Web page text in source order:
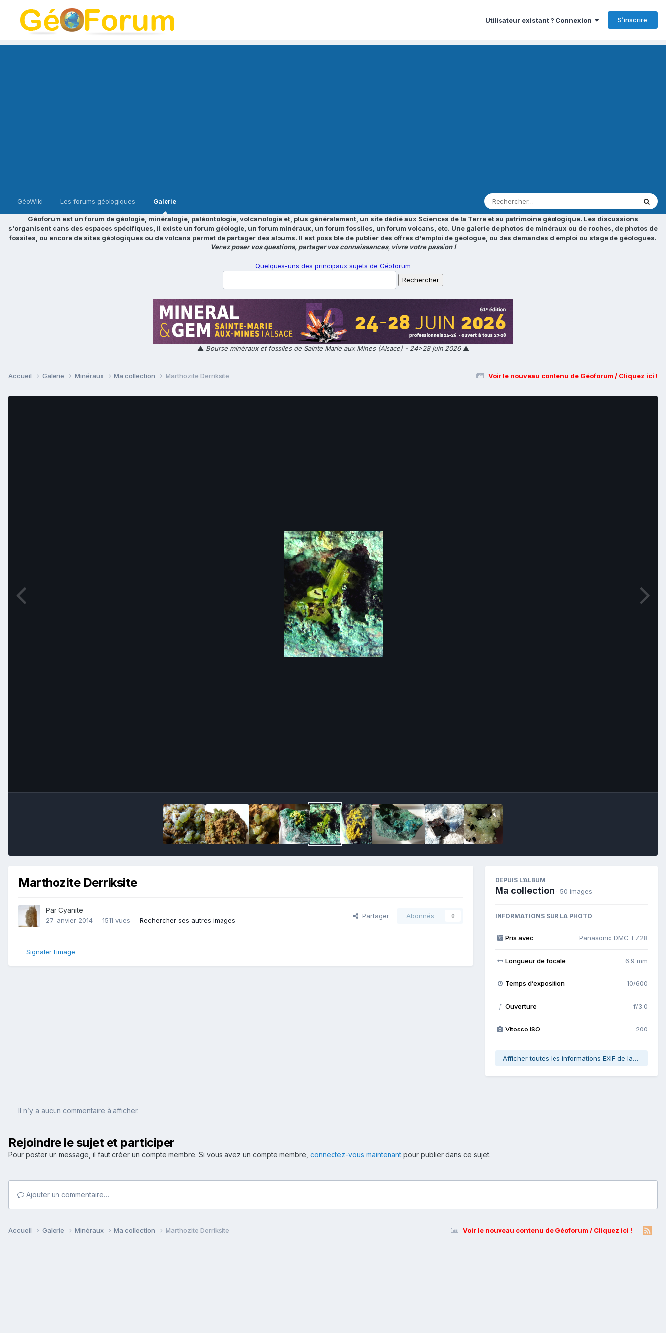
Utilisateur existant ? Connexion S’inscrire
GéoWiki Les forums géologiques Galerie
Géoforum est un forum de géologie, minéralogie, paléontologie, volcanologie et, plus généralement, un site dédié aux Sciences de la Terre et au patrimoine géologique. Les discussions
s'organisent dans des espaces spécifiques, il existe un forum géologie, un forum minéraux, un forum fossiles, un forum volcans, etc. Une galerie de photos de minéraux ou de roches, de photos de
fossiles, ou encore de sites géologiques ou de volcans permet de partager des albums. Il est possible de publier des offres d'emploi de géologue, ou des demandes d'emploi ou stage de géologues.
Venez poser vos questions, partager vos connaissances, vivre votre passion !
Quelques-uns des principaux sujets de Géoforum
▲ Bourse minéraux et fossiles de Sainte Marie aux Mines (Alsace) - 24>28 juin 2026▲
Voir le nouveau contenu de Géoforum / Cliquez ici !
Accueil Galerie Minéraux Ma collection Marthozite Derriksite
Marthozite Derriksite
Par Cyanite
27 janvier 2014 1511 vues Rechercher ses autres images
Partager Abonnés 0
Signaler l’image
DEPUIS L’ALBUM
Ma collection · 50 images
INFORMATIONS SUR LA PHOTO
Pris avec Panasonic DMC-FZ28
Longueur de focale 6.9 mm
Temps d’exposition 10/600
f Ouverture f/3.0
Vitesse ISO 200
Afficher toutes les informations EXIF de la photo
Il n’y a aucun commentaire à afficher.
Rejoindre le sujet et participer
Pour poster un message, il faut créer un compte membre. Si vous avez un compte membre, connectez-vous maintenant pour publier dans ce sujet.
Ajouter un commentaire…
Voir le nouveau contenu de Géoforum / Cliquez ici !
Accueil Galerie Minéraux Ma collection Marthozite Derriksite